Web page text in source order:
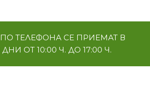
ТЕЛЕФОНА СЕ ПРИЕМАТ В
ОТ 10:00 Ч. ДО 17:00 Ч.